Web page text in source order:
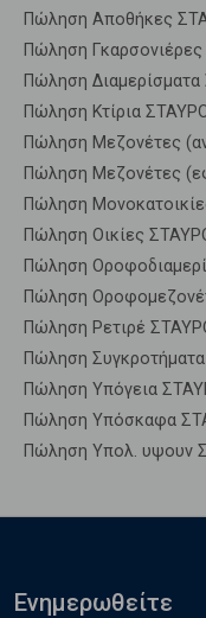
Πώληση Αποθήκες
Πώληση
Πώληση
Πώληση Κτίρια
Πώληση Μεζονέτες
Πώληση Μεζονέτες
Πώληση
Πώληση Οικίες
Πώληση
Πώληση
Πώληση Ρετιρέ
Πώληση
Πώληση Υπόγεια
Πώληση Υπόσκαφα
Πώληση Υπολ. υψουν
Ενημερωθείτε